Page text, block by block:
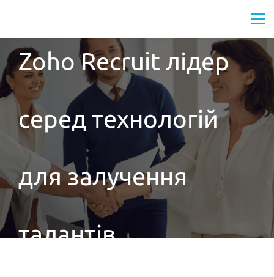
Zoho Recruit лідер
серед технологій
для залучення
талантів